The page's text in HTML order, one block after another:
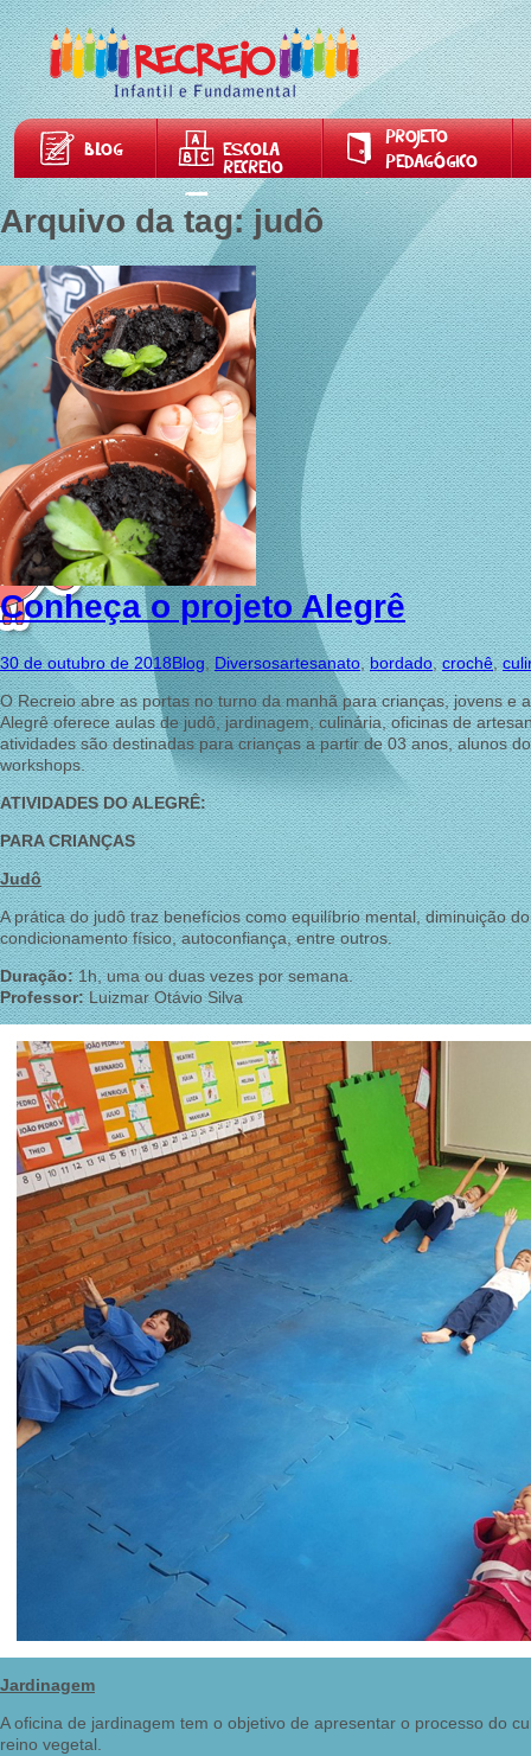
BLOG ESCOLA
RECREIO
PROJETO
PEDAGÓGICO
Arquivo da tag: judô
Conheça o projeto Alegrê
30 de outubro de 2018Blog,Diversosartesanato,bordado,crochê,
O Recreio abre as portas no turno da manhã para crianças, jovens
Alegrê oferece aulas de judô, jardinagem, culinária, oficinas de
atividades são destinadas para crianças a partir de 03 anos, alunos
workshops.
ATIVIDADES DO ALEGRÊ:
PARA CRIANÇAS
Judô
A prática do judô traz benefícios como equilíbrio mental, diminuição
condicionamento físico, autoconfiança, entre outros.
Duração:1h, uma ou duas vezes por semana.
Professor:Luizmar Otávio Silva
Jardinagem
A oficina de jardinagem tem o objetivo de apresentar o processo do
reino vegetal.